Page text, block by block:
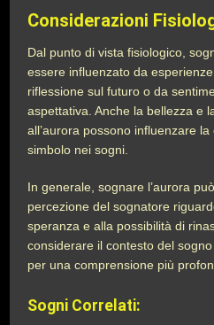
Considerazioni
Dal punto di vista fisiologico,
essere influenzato da
riflessione sul futuro o da
aspettativa. Anche la bellezza e
all’aurora possono influenzare
simbolo nei sogni.
In generale, sognare l’aurora
percezione del sognatore
speranza e alla possibilità di
considerare il contesto del
per una comprensione più
Sogni Correlati: